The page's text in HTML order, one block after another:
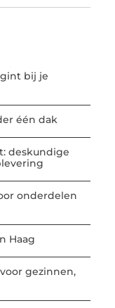
bij je
één dak
deskundige
onderdelen
Haag
gezinnen,